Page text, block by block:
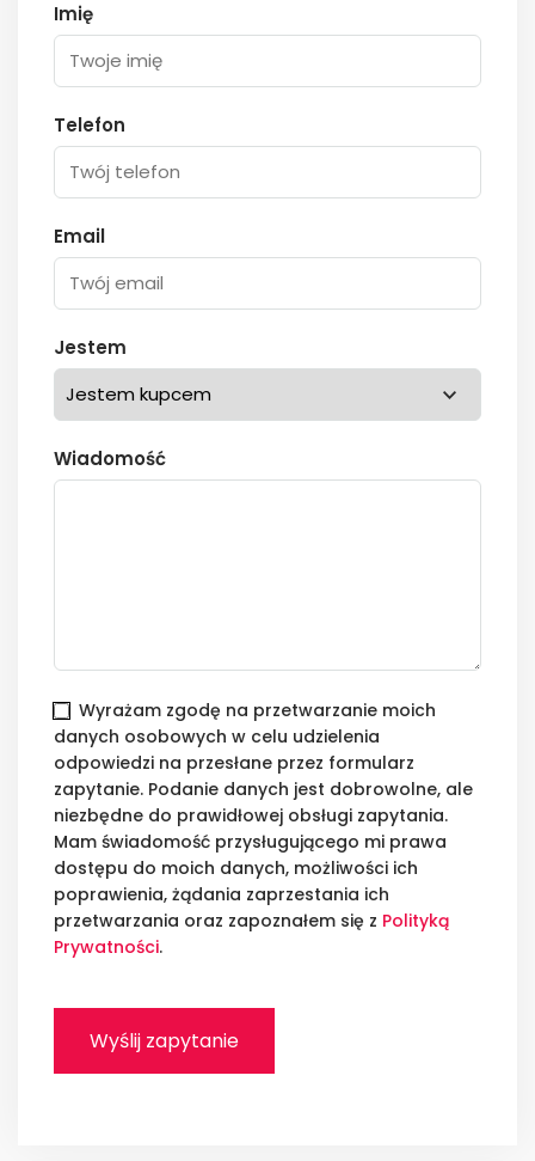
Imię
Telefon
Email
Jestem
Wiadomość
Wyrażam zgodę na przetwarzanie moich
danych osobowych w celu udzielenia
odpowiedzi na przesłane przez formularz
zapytanie. Podanie danych jest dobrowolne, ale
niezbędne do prawidłowej obsługi zapytania.
Mam świadomość przysługującego mi prawa
dostępu do moich danych, możliwości ich
poprawienia, żądania zaprzestania ich
przetwarzania oraz zapoznałem się z Polityką
Prywatności.